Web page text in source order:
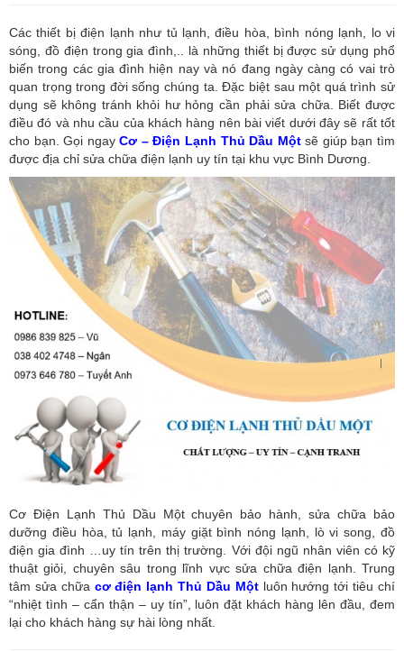
Các thiết bị điện lạnh như tủ lạnh, điều hòa, bình nóng lạnh, lo vi
sóng, đồ điện trong gia đình,.. là những thiết bị được sử dụng phổ
biến trong các gia đình hiện nay và nó đang ngày càng có vai trò
quan trọng trong đời sống chúng ta. Đặc biệt sau một quá trình sử
dụng sẽ không tránh khỏi hư hỏng cần phải sửa chữa. Biết được
điều đó và nhu cầu của khách hàng nên bài viết dưới đây sẽ rất tốt
cho bạn. Gọi ngayCơ – Điện Lạnh Thủ Dầu Một sẽ giúp bạn tìm
được địa chỉ sửa chữa điện lạnh uy tín tại khu vực Bình Dương.
Cơ Điện Lạnh Thủ Dầu Một chuyên bảo hành, sửa chữa bảo
dưỡng điều hòa, tủ lạnh, máy giặt bình nóng lạnh, lò vi song, đồ
điện gia đình …uy tín trên thị trường. Với đội ngũ nhân viên có kỹ
thuật giỏi, chuyên sâu trong lĩnh vực sửa chữa điện lạnh. Trung
tâm sửa chữa cơ điện lạnh Thủ Dầu Mộtluôn hướng tới tiêu chí
“nhiệt tình – cẩn thận – uy tín”, luôn đặt khách hàng lên đầu, đem
lại cho khách hàng sự hài lòng nhất.